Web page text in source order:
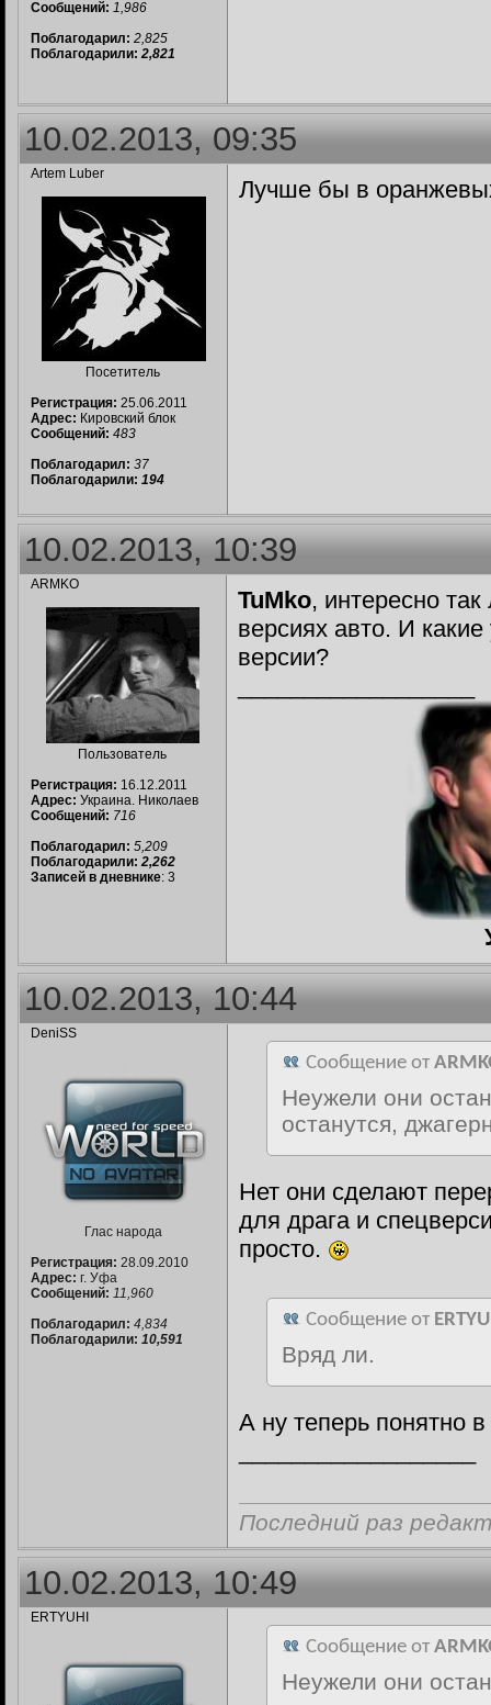
Сообщений: 1,986
Поблагодарил: 2,825
Поблагодарили: 2,821
10.02.2013, 09:35
Artem Luber
Посетитель
Регистрация: 25.06.2011
Адрес: Кировский блок
Сообщений: 483
Поблагодарил: 37
Поблагодарили: 194
Лучше бы в
10.02.2013, 10:39
ARMKO
Пользователь
Регистрация: 16.12.2011
Адрес: Украина. Николаев
Сообщений: 716
Поблагодарил: 5,209
Поблагодарили: 2,262
Записей в дневнике: 3
TuMko, интересно
версиях авто. И какие
версии?
10.02.2013, 10:44
DeniSS
Глас народа
Регистрация: 28.09.2010
Адрес: г. Уфа
Сообщений: 11,960
Поблагодарил: 4,834
Поблагодарили: 10,591
Сообщение от
Неужели они
останутся,
Нет они сделают
для драга и
просто.
Сообщение от
Вряд ли.
А ну теперь понятно
Последний раз
10.02.2013, 10:49
ERTYUHI
Сообщение от
Неужели они